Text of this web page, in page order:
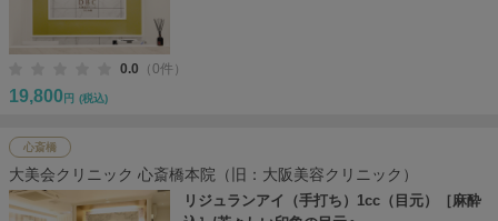
0.0 （0件）
19,800 円 (税込)
心斎橋
大美会クリニック 心斎橋本院（旧：大阪美容クリニック）
リジュランアイ（手打ち）1cc（目元）［麻酔